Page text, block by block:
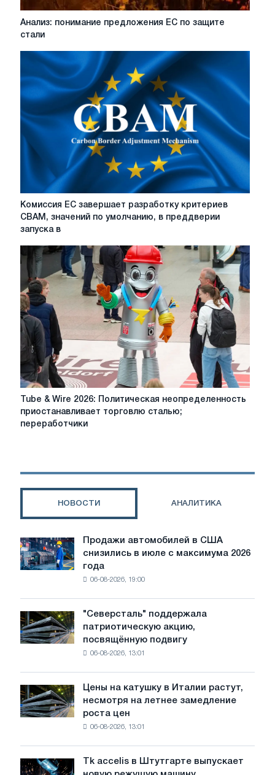
Анализ:
защите
стали
Анализ: понимание предложения ЕС по защите
стали
Комиссия
ЕС
завершает
критериев
CBAM,
значений
по
умолчанию,
в
преддверии
запуска
январе
2026
Комиссия ЕС завершает разработку критериев
CBAM, значений по умолчанию, в преддверии
запуска в
Tube
Wire
приостанавливает
ЕС
бьют
тревогу;
встречает
сопротивление
покупателей
Tube & Wire 2026: Политическая неопределенность
приостанавливает торговлю сталью;
переработчики
НОВОСТИ АНАЛИТИКА
Продажи
автомобилей
в
июле
с
года
Продажи автомобилей в США
снизились в июле с максимума 2026
года
06-08-2026, 19:00
"Северсталь"
поддержала
патриотическую
советской
авиации
Великой
Отечественной
войны
"Северсталь" поддержала
патриотическую акцию,
посвящённую подвигу
06-08-2026, 13:01
Цены
на
катушку
несмотря
Цены на катушку в Италии растут,
несмотря на летнее замедление
роста цен
06-08-2026, 13:01
Tk
Tk accelis в Штутгарте выпускает